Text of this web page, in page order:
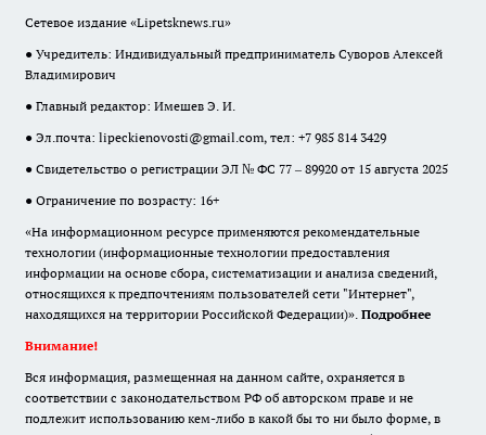
Сетевое издание «Lipetsknews.ru»
● Учредитель: Индивидуальный предприниматель Суворов Алексей
Владимирович
● Главный редактор: Имешев Э. И.
● Эл.почта: lipeckienovosti@gmail.com, тел: +7 985 814 3429
● Свидетельство о регистрации ЭЛ № ФС 77 – 89920 от 15 августа 2025
● Ограничение по возрасту: 16+
«На информационном ресурсе применяются рекомендательные
технологии (информационные технологии предоставления
информации на основе сбора, систематизации и анализа сведений,
относящихся к предпочтениям пользователей сети "Интернет",
находящихся на территории Российской Федерации)». Подробнее
Внимание!
Вся информация, размещенная на данном сайте, охраняется в
соответствии с законодательством РФ об авторском праве и не
подлежит использованию кем-либо в какой бы то ни было форме, в